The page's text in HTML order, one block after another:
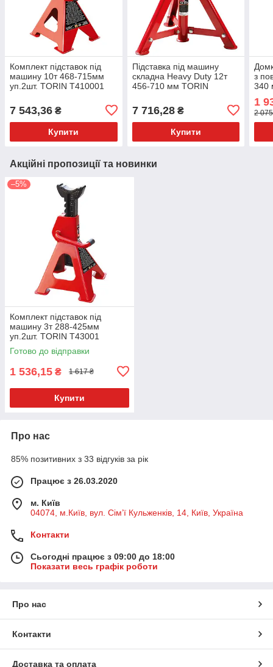
Комплект підставок під
машину 10т 468-715мм
уп.2шт. TORIN T410001
7 543,36 ₴
Купити
Підставка під машину
складна Heavy Duty 12т
456-710 мм TORIN
7 716,28₴
Купити
з
340
1
2
Акційні пропозиції та новинки
–5%
Комплект підставок під
машину 3т 288-425мм
уп.2шт. TORIN T43001
Готово до відправки
1 536,15 ₴ 1 617 ₴
Купити
Про нас
85% позитивних з 33 відгуків за рік
Працює з 26.03.2020
м. Київ
04074, м.Київ, вул. Сім’ї Кульженків, 14, Київ, Україна
Контакти
Сьогодні працює з 09:00 до 18:00
Показати весь графік роботи
Про нас
Контакти
Доставка та оплата